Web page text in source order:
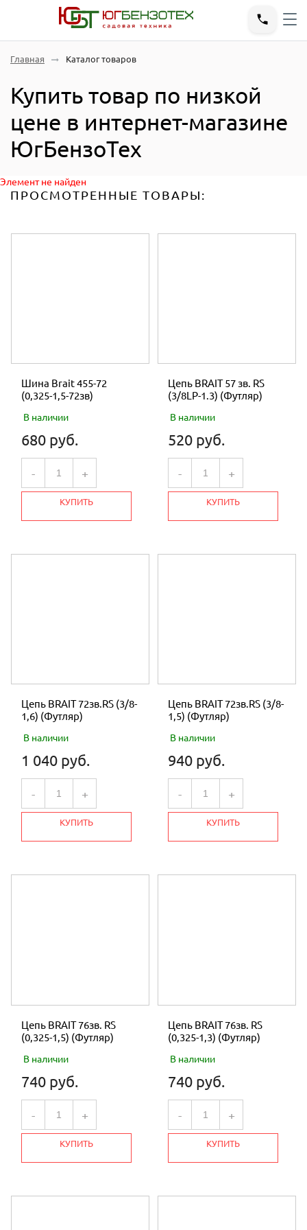
Главная Каталог товаров
Купить товар по низкой
цене в интернет-магазине
ЮгБензоТех
Элемент не найден
ПРОСМОТРЕННЫЕ ТОВАРЫ:
Шина Brait 455-72
(0,325-1,5-72зв)
В наличии
680 руб.
- +
КУПИТЬ
Цепь BRAIT 57 зв. RS
(3/8LP-1.3) (Футляр)
В наличии
520 руб.
- +
КУПИТЬ
Цепь BRAIT 72зв.RS (3/8-
1,6) (Футляр)
В наличии
1 040 руб.
- +
КУПИТЬ
Цепь BRAIT 72зв.RS (3/8-
1,5) (Футляр)
В наличии
940 руб.
- +
КУПИТЬ
Цепь BRAIT 76зв. RS
(0,325-1,5) (Футляр)
В наличии
740 руб.
- +
КУПИТЬ
Цепь BRAIT 76зв. RS
(0,325-1,3) (Футляр)
В наличии
740 руб.
- +
КУПИТЬ